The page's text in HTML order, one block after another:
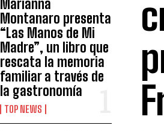
Marianna
Montanaro presenta
“Las Manos de Mi
Madre”, un libro que
rescata la memoria
familiar a través de
la gastronomía
TOP NEWS